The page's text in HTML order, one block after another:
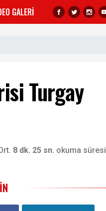
GALERİ
Turgay
8 dk. 25 sn. okuma süresi